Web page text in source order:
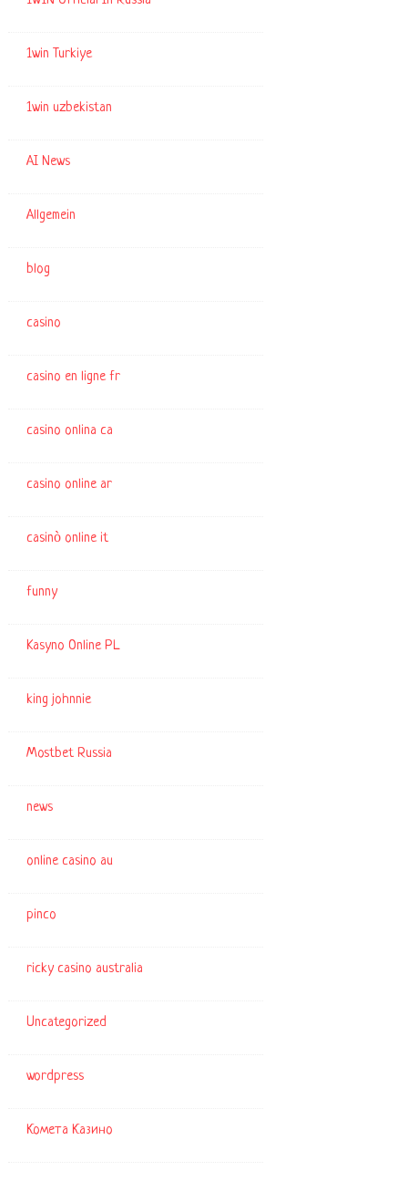
1win Turkiye
1win uzbekistan
AI News
Allgemein
blog
casino
casino en ligne fr
casino onlina ca
casino online ar
casinò online it
funny
Kasyno Online PL
king johnnie
Mostbet Russia
news
online casino au
pinco
ricky casino australia
Uncategorized
wordpress
Комета Казино